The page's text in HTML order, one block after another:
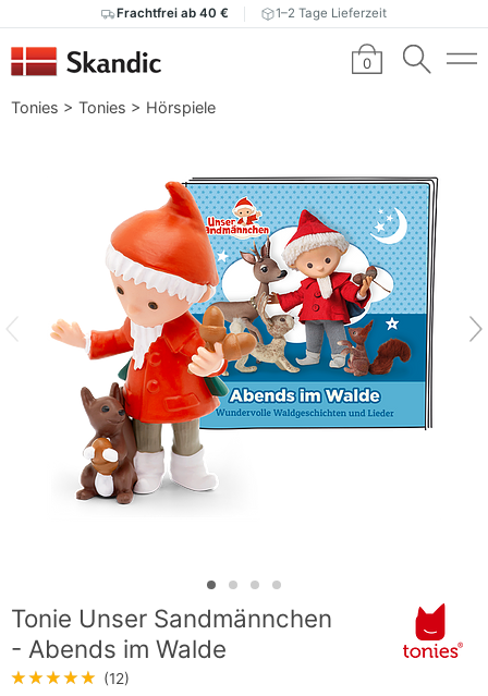
Frachtfrei ab 40 € 1–2 Tage Lieferzeit
0
Tonies > Tonies > Hörspiele
Tonie Unser Sandmännchen
- Abends im Walde
★★★★★ (12)